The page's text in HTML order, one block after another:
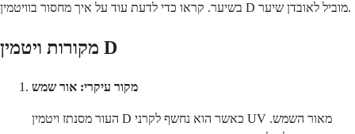
בשיער. קראו כדי לדעת עוד על איך מחסור בוויטמין D מוביל לאובדן שיער.
מקורות ויטמין D
מקור עיקרי: אור שמש
העור מסנתז ויטמין D כאשר הוא נחשף לקרני UV מאור השמש.